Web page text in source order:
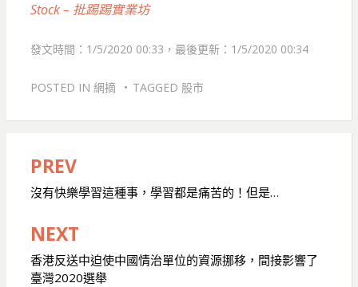
Stock – 批踢踢實業坊
發文時間：1/5/2020 00:33，最後更新：1/5/2020 00:34
POSTED IN 網摘 TAGGED 股市
文
章
導
覽
PREV
沒有快樂學習這種事，學習都是痛苦的！但是…
NEXT
香港反送中迫使中國情治單位的資源挪移，間接影響了
臺灣2020選舉